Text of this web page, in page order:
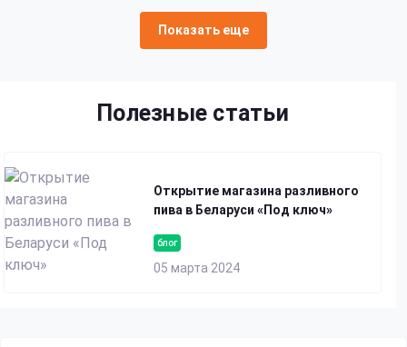
Показать еще
Полезные статьи
блог
05 марта 2024
Открытие магазина разливного
пива в Беларуси «Под ключ»